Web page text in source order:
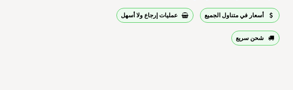
أسعار في متناول الجميع عمليات إرجاع ولا أسهل
شحن سريع